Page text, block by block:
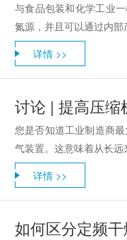
与食品包装和化学工业
氮源，并且可以通过内
详情 >>
讨论 | 提高压缩
您是否知道工业制造商
气装置。这意味着从长
详情 >>
如何区分定频